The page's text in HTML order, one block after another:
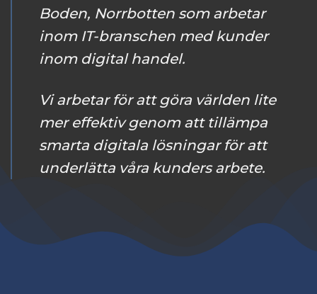
Boden, Norrbotten som arbetar
inom IT-branschen med kunder
inom digital handel.
Vi arbetar för att göra världen lite
mer effektiv genom att tillämpa
smarta digitala lösningar för att
underlätta våra kunders arbete.